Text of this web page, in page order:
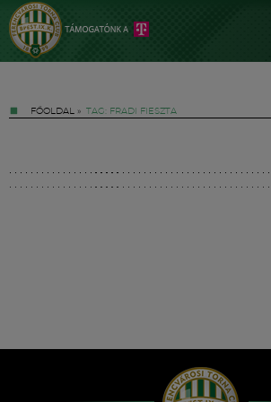
FŐOLDAL » TAG: FRADI FIESZTA
Hírek